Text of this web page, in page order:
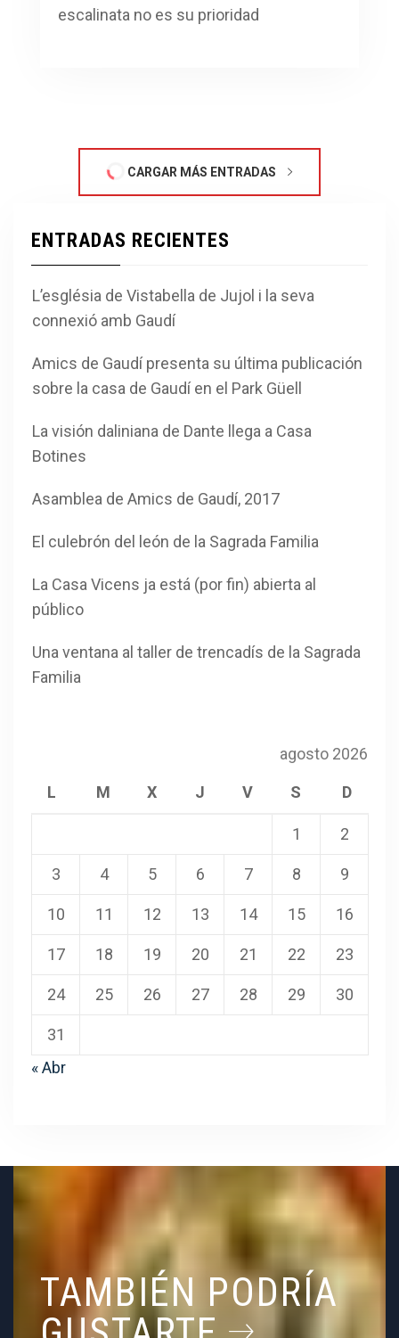
escalinata no es su prioridad
CARGAR MÁS ENTRADAS
ENTRADAS RECIENTES
L’església de Vistabella de Jujol i la seva
connexió amb Gaudí
Amics de Gaudí presenta su última publicación
sobre la casa de Gaudí en el Park Güell
La visión daliniana de Dante llega a Casa
Botines
Asamblea de Amics de Gaudí, 2017
El culebrón del león de la Sagrada Familia
La Casa Vicens ja está (por fin) abierta al
público
Una ventana al taller de trencadís de la Sagrada
Familia
agosto 2026
L M X J V S D
1 2
3 4 5 6 7 8 9
10 11 12 13 14 15 16
17 18 19 20 21 22 23
24 25 26 27 28 29 30
31
« Abr
TAMBIÉN PODRÍA